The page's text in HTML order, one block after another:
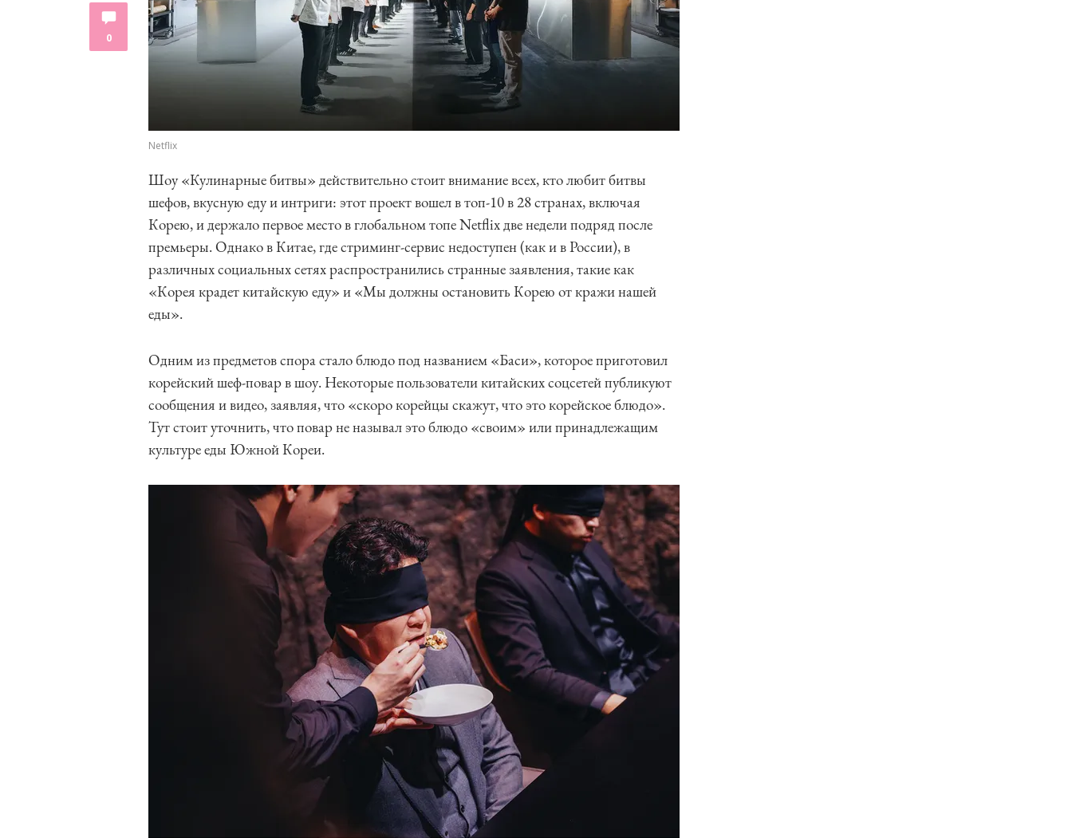
0
Netflix
Шоу «Кулинарные битвы» действительно стоит внимание всех, кто любит битвы
шефов, вкусную еду и интриги: этот проект вошел в топ-10 в 28 странах, включая
Корею, и держало первое место в глобальном топе Netflix две недели подряд после
премьеры. Однако в Китае, где стриминг-сервис недоступен (как и в России), в
различных социальных сетях распространились странные заявления, такие как
«Корея крадет китайскую еду» и «Мы должны остановить Корею от кражи нашей
еды».
Одним из предметов спора стало блюдо под названием «Баси», которое приготовил
корейский шеф-повар в шоу. Некоторые пользователи китайских соцсетей публикуют
сообщения и видео, заявляя, что «скоро корейцы скажут, что это корейское блюдо».
Тут стоит уточнить, что повар не называл это блюдо «своим» или принадлежащим
культуре еды Южной Кореи.